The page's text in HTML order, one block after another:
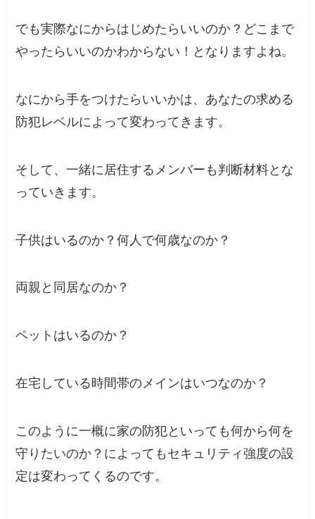
でも実際なにからはじめたらいいのか？どこまで
やったらいいのかわからない！となりますよね。
なにから手をつけたらいいかは、あなたの求める
防犯レベルによって変わってきます。
そして、一緒に居住するメンバーも判断材料とな
っていきます。
子供はいるのか？何人で何歳なのか？
両親と同居なのか？
ペットはいるのか？
在宅している時間帯のメインはいつなのか？
このように一概に家の防犯といっても何から何を
守りたいのか？によってもセキュリティ強度の設
定は変わってくるのです。